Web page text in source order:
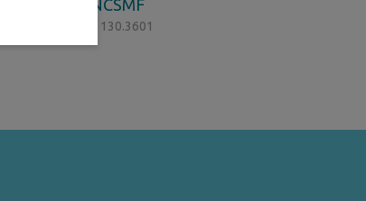
Pupitre NCSMF
Référence : 130.3601